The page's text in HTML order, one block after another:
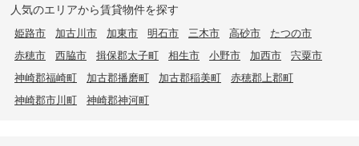
人気のエリアから賃貸物件を探す
姫路市 加古川市 加東市 明石市 三木市 高砂市
たつの市
赤穂市
西脇市 揖保郡太子町 相生市 小野市 加西市
宍粟市
神崎郡福崎町
加古郡播磨町 加古郡稲美町
赤穂郡上郡町
神崎郡市川町
神崎郡神河町